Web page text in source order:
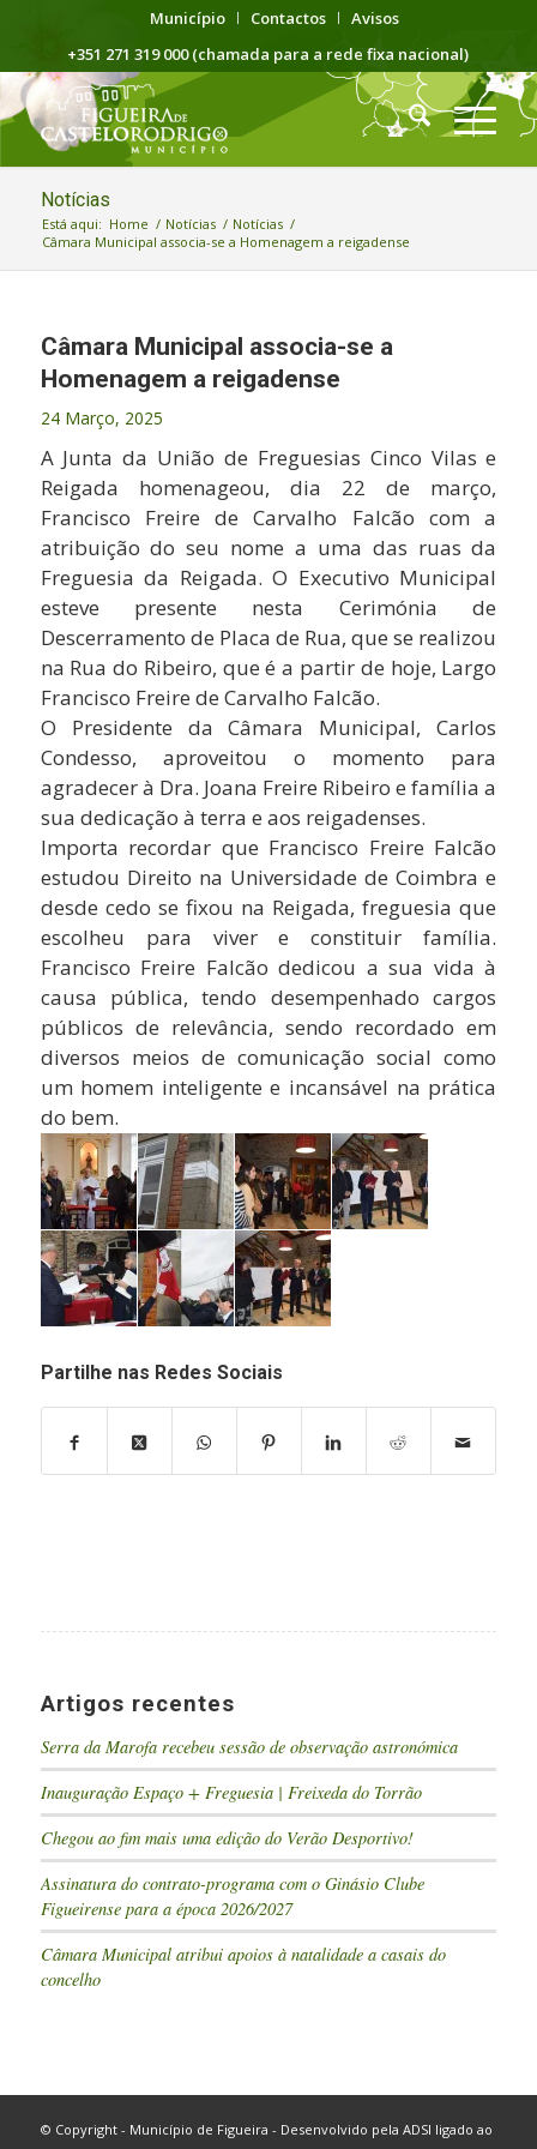
Município Contactos
Avisos
+351 271 319 000 (chamada para a rede fixa nacional)
Notícias
Está aqui: Home / Notícias / Notícias /
Câmara Municipal associa-se a Homenagem a reigadense
Câmara Municipal associa-se a
Homenagem a reigadense
24 Março, 2025
A Junta da União de Freguesias Cinco Vilas e
Reigada homenageou, dia 22 de março,
Francisco Freire de Carvalho Falcão com a
atribuição do seu nome a uma das ruas da
Freguesia da Reigada. O Executivo Municipal
esteve presente nesta Cerimónia de
Descerramento de Placa de Rua, que se realizou
na Rua do Ribeiro, que é a partir de hoje, Largo
Francisco Freire de Carvalho Falcão.
O Presidente da Câmara Municipal, Carlos
Condesso, aproveitou o momento para
agradecer à Dra. Joana Freire Ribeiro e família a
sua dedicação à terra e aos reigadenses.
Importa recordar que Francisco Freire Falcão
estudou Direito na Universidade de Coimbra e
desde cedo se fixou na Reigada, freguesia que
escolheu para viver e constituir família.
Francisco Freire Falcão dedicou a sua vida à
causa pública, tendo desempenhado cargos
públicos de relevância, sendo recordado em
diversos meios de comunicação social como
um homem inteligente e incansável na prática
do bem.
Partilhe nas Redes Sociais
Artigos recentes
Serra da Marofa recebeu sessão de observação astronómica
Inauguração Espaço + Freguesia | Freixeda do Torrão
Chegou ao fim mais uma edição do Verão Desportivo!
Assinatura do contrato-programa com o Ginásio Clube
Figueirense para a época 2026/2027
Câmara Municipal atribui apoios à natalidade a casais do
concelho
© Copyright - Município de Figueira - Desenvolvido pela ADSI ligado ao